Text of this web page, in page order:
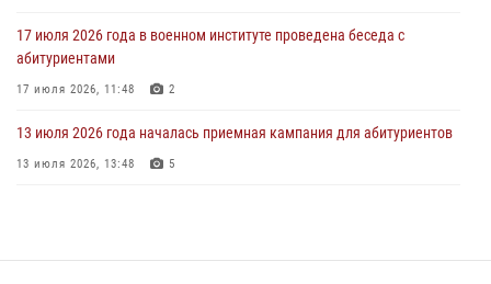
17 июля 2026 года в военном институте проведена беседа с
абитуриентами
17 июля 2026, 11:48 2
13 июля 2026 года началась приемная кампания для абитуриентов
13 июля 2026, 13:48 5
29 июля 2026, 06:45 2